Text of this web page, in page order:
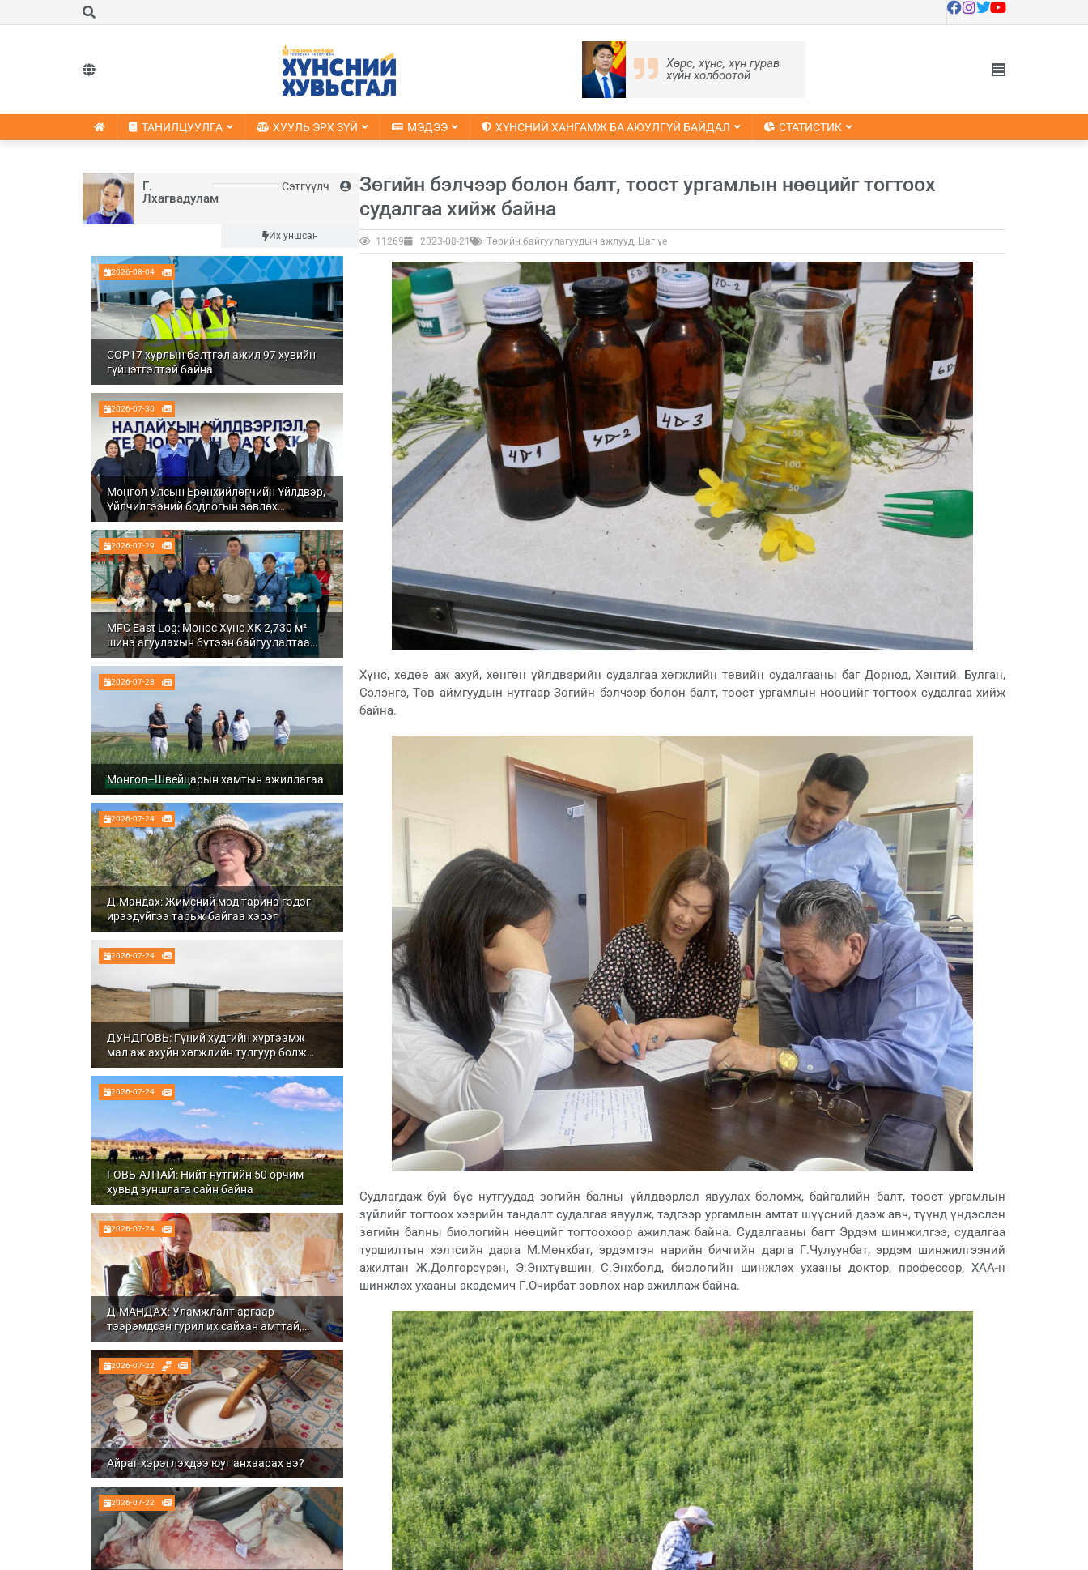
Хөрс, хүнс, хүн гурав
хүйн холбоотой
ТАНИЛЦУУЛГА ХУУЛЬ ЭРХ ЗҮЙ МЭДЭЭ ХҮНСНИЙ ХАНГАМЖ БА АЮУЛГҮЙ БАЙДАЛ СТАТИСТИК
Г.
Лхагвадулам
Сэтгүүлч
Их уншсан
2026-08-04
COP17 хурлын бэлтгэл ажил 97 хувийн
гүйцэтгэлтэй байна
2026-07-30
Монгол Улсын Ерөнхийлөгчийн Үйлдвэр,
Үйлчилгээний бодлогын зөвлөх
Ч.Даваабаяр Налайх дүүргийн
Үйлдвэрлэл, технологийн парк ХК болон
Налуу-Ухаа эдийн засгийн тусгай бүсэд
ажиллалаа
2026-07-29
MFC East Log: Монос Хүнс ХК 2,730 м²
шинэ агуулахын бүтээн байгуулалтаа
бүрэн дуусгаж, ашиглалтад орууллаа
2026-07-28
Монгол–Швейцарын хамтын ажиллагаа
2026-07-24
Д.Мандах: Жимсний мод тарина гэдэг
ирээдүйгээ тарьж байгаа хэрэг
2026-07-24
ДУНДГОВЬ: Гүний худгийн хүртээмж
мал аж ахуйн хөгжлийн тулгуур болж
байна
2026-07-24
ГОВЬ-АЛТАЙ: Нийт нутгийн 50 орчим
хувьд зуншлага сайн байна
2026-07-24
Д.МАНДАХ: Уламжлалт аргаар
тээрэмдсэн гурил их сайхан амттай,
шим тэжээлтэй болдог
2026-07-22
Айраг хэрэглэхдээ юуг анхаарах вэ?
2026-07-22
Зөгийн бэлчээр болон балт, тоост ургамлын нөөцийг тогтоох
судалгаа хийж байна
11269 2023-08-21 Төрийн байгуулагуудын ажлууд, Цаг үе
Хүнс, хөдөө аж ахуй, хөнгөн үйлдвэрийн судалгаа хөгжлийн төвийн судалгааны баг Дорнод, Хэнтий, Булган,
Сэлэнгэ, Төв аймгуудын нутгаар Зөгийн бэлчээр болон балт, тоост ургамлын нөөцийг тогтоох судалгаа хийж
байна.
Судлагдаж буй бүс нутгуудад зөгийн балны үйлдвэрлэл явуулах боломж, байгалийн балт, тоост ургамлын
зүйлийг тогтоох хээрийн тандалт судалгаа явуулж, тэдгээр ургамлын амтат шүүсний дээж авч, түүнд үндэслэн
зөгийн балны биологийн нөөцийг тогтоохоор ажиллаж байна. Судалгааны багт Эрдэм шинжилгээ, судалгаа
туршилтын хэлтсийн дарга М.Мөнхбат, эрдэмтэн нарийн бичгийн дарга Г.Чулуунбат, эрдэм шинжилгээний
ажилтан Ж.Долгорсүрэн, Э.Энхтүвшин, С.Энхболд, биологийн шинжлэх ухааны доктор, профессор, ХАА-н
шинжлэх ухааны академич Г.Очирбат зөвлөх нар ажиллаж байна.